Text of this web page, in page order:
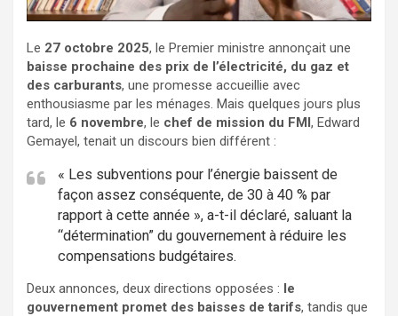
Le 27 octobre 2025, le Premier ministre annonçait une
baisse prochaine des prix de l’électricité, du gaz et
des carburants, une promesse accueillie avec
enthousiasme par les ménages. Mais quelques jours plus
tard, le 6 novembre, le chef de mission du FMI, Edward
Gemayel, tenait un discours bien différent :
« Les subventions pour l’énergie baissent de
façon assez conséquente, de 30 à 40 % par
rapport à cette année », a-t-il déclaré, saluant la
“détermination” du gouvernement à réduire les
compensations budgétaires.
Deux annonces, deux directions opposées : le
gouvernement promet des baisses de tarifs, tandis que